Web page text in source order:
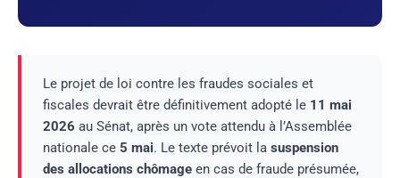
Le projet de loi contre les fraudes sociales et
fiscales devrait être définitivement adopté le 11 mai
2026 au Sénat, après un vote attendu à l’Assemblée
nationale ce 5 mai. Le texte prévoit la suspension
des allocations chômage en cas de fraude présumée,